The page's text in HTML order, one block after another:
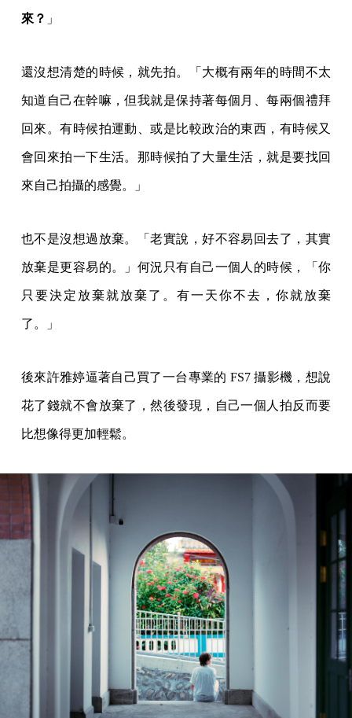
來？ 」
還沒想清楚的時候，就先拍。「大概有兩年的時間不太
知道自己在幹嘛，但我就是保持著每個月、每兩個禮拜
回來。有時候拍運動、或是比較政治的東西，有時候又
會回來拍一下生活。那時候拍了大量生活，就是要找回
來自己拍攝的感覺。」
也不是沒想過放棄。「老實說，好不容易回去了，其實
放棄是更容易的。」何況只有自己一個人的時候，「你
只要決定放棄就放棄了。有一天你不去，你就放棄
了。」
後來許雅婷逼著自己買了一台專業的 FS7 攝影機，想說
花了錢就不會放棄了，然後發現，自己一個人拍反而要
比想像得更加輕鬆。